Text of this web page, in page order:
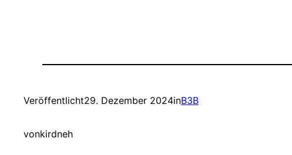
Veröffentlicht29. Dezember 2024inB3B
vonkirdneh